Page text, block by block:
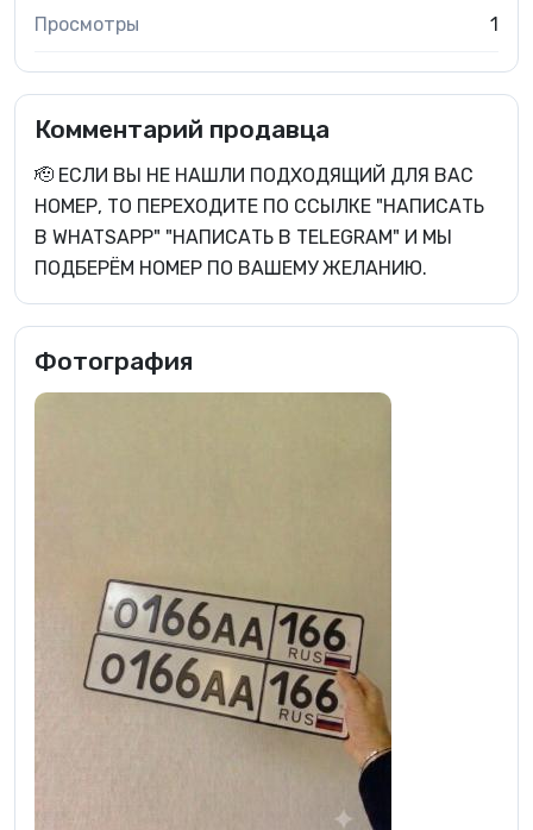
Просмотры 1
Комментарий продавца
🫡 ЕСЛИ ВЫ НЕ НАШЛИ ПОДХОДЯЩИЙ ДЛЯ ВАС
НОМЕР, ТО ПЕРЕХОДИТЕ ПО ССЫЛКЕ "НАПИСАТЬ
В WHATSAPP" "НАПИСАТЬ В TELEGRAM" И МЫ
ПОДБЕРЁМ НОМЕР ПО ВАШЕМУ ЖЕЛАНИЮ.
Фотография